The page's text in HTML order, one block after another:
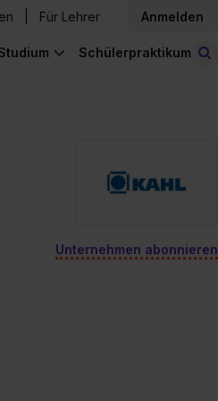
Für Lehrer Anmelden
Schülerpraktikum
Unternehmen abonnieren